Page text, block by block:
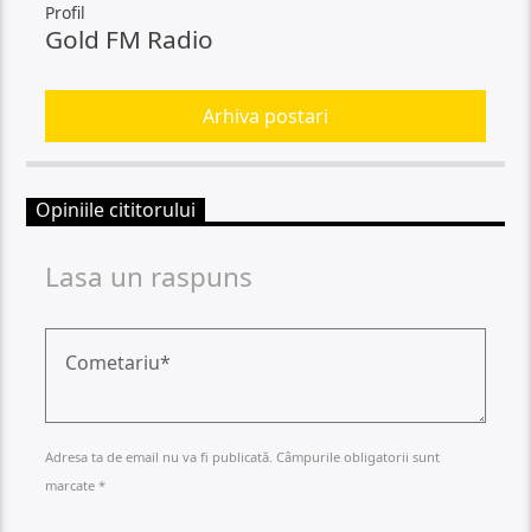
Profil
Gold FM Radio
Arhiva postari
Opiniile cititorului
Lasa un raspuns
Adresa ta de email nu va fi publicată. Câmpurile obligatorii sunt
marcate *